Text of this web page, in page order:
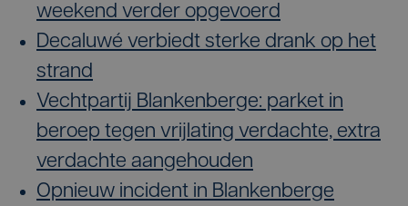
weekend verder opgevoerd
Decaluwé verbiedt sterke drank op het
strand
Vechtpartij Blankenberge: parket in
beroep tegen vrijlating verdachte, extra
verdachte aangehouden
Opnieuw incident in Blankenberge